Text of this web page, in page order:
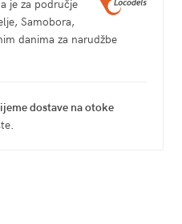
je za područje
Samobora,
danima za narudžbe
dostave na otoke